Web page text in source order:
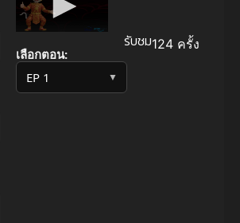
เลือกตอน:
▼
รับชม124 ครั้ง